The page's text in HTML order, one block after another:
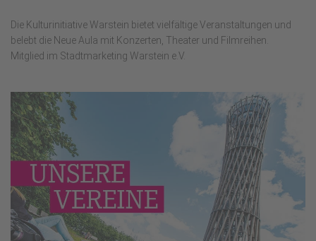
Die Kulturinitiative Warstein bietet vielfältige Veranstaltungen und
belebt die Neue Aula mit Konzerten, Theater und Filmreihen.
Mitglied im Stadtmarketing Warstein e.V.